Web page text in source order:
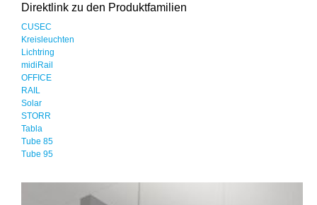
Direktlink zu den Produktfamilien
CUSEC
Kreisleuchten
Lichtring
midiRail
OFFICE
RAIL
Solar
STORR
Tabla
Tube 85
Tube 95